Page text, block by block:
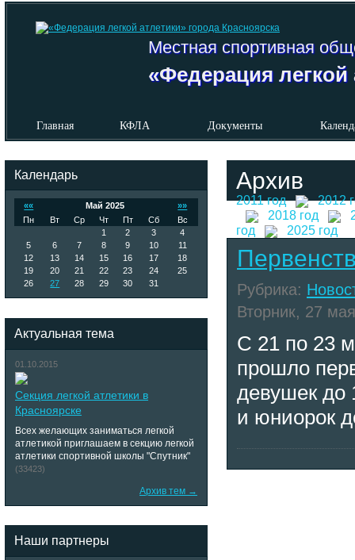
Местная спортивная
«Федерация легкой
Главная КФЛА Документы
Календарь
«« Май 2025
»»
Пн
Вт Ср Чт Пт Сб
Вс
1
2 3
4
5
6 7 8 9 10
11
12
13 14 15 16 17
18
19
20 21 22 23 24
25
26
27 28 29 30 31
Актуальная тема
01.10.2015
Секция легкой атлетики в
Красноярске
Всех желающих заниматься легкой
атлетикой приглашаем в секцию легкой
атлетики спортивной школы "Спутник"
(33423)
Архив тем →
Наши партнеры
Архив
2011 год
2012
2018 год
год
2025 год
Рубрика:
Вторник, 27
С 21 по 23
прошло
девушек до
и юниорок